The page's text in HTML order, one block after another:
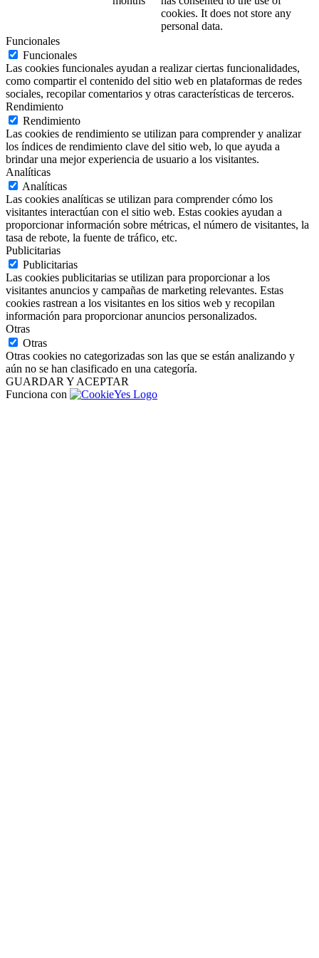
cookies. It does not store any
personal data.
Funcionales
Funcionales
Las cookies funcionales ayudan a realizar ciertas funcionalidades,
como compartir el contenido del sitio web en plataformas de redes
sociales, recopilar comentarios y otras características de terceros.
Rendimiento
Rendimiento
Las cookies de rendimiento se utilizan para comprender y analizar
los índices de rendimiento clave del sitio web, lo que ayuda a
brindar una mejor experiencia de usuario a los visitantes.
Analíticas
Analíticas
Las cookies analíticas se utilizan para comprender cómo los
visitantes interactúan con el sitio web. Estas cookies ayudan a
proporcionar información sobre métricas, el número de visitantes, la
tasa de rebote, la fuente de tráfico, etc.
Publicitarias
Publicitarias
Las cookies publicitarias se utilizan para proporcionar a los
visitantes anuncios y campañas de marketing relevantes. Estas
cookies rastrean a los visitantes en los sitios web y recopilan
información para proporcionar anuncios personalizados.
Otras
Otras
Otras cookies no categorizadas son las que se están analizando y
aún no se han clasificado en una categoría.
GUARDAR Y ACEPTAR
Funciona con